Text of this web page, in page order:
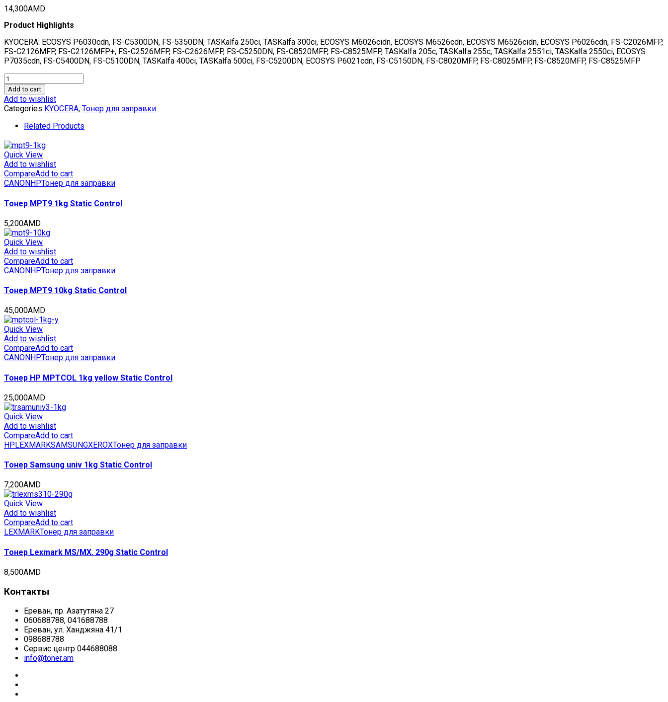
14,300AMD
Product Highlights
KYOCERA: ECOSYS P6030cdn, FS-C5300DN, FS-5350DN, TASKalfa 250ci, TASKalfa 300ci, ECOSYS M6026cidn, ECOSYS M6526cdn, ECOSYS M6526cidn, ECOSYS P6026cdn, FS-C2026MFP,
FS-C2126MFP, FS-C2126MFP+, FS-C2526MFP, FS-C2626MFP, FS-C5250DN, FS-C8520MFP, FS-C8525MFP, TASKalfa 205c, TASKalfa 255c, TASKalfa 2551ci, TASKalfa 2550ci, ECOSYS
P7035cdn, FS-C5400DN, FS-C5100DN, TASKalfa 400ci, TASKalfa 500ci, FS-C5200DN, ECOSYS P6021cdn, FS-C5150DN, FS-C8020MFP, FS-C8025MFP, FS-C8520MFP, FS-C8525MFP
Тонер
PK202
для
KYOCERA
2126MFP/2626MFP/C8525MFP
Black,
500г/
бут,
(унив.),
OSP0202K-
quantity
Add to cart
Add to wishlist
Categories KYOCERA, Тонер для заправки
Related Products
Quick View
Add to wishlist
CompareAdd to cart
CANON HPТонер для заправки
Тонер MPT9 1kg Static Control
5,200AMD
Quick View
Add to wishlist
CompareAdd to cart
CANONHPТонер для заправки
Тонер MPT9 10kg Static Control
45,000AMD
Quick View
Add to wishlist
CompareAdd to cart
CANON HPТонер для заправки
Тонер HP MPTCOL 1kg yellow Static Control
25,000AMD
Quick View
Add to wishlist
CompareAdd to cart
HPLEXMARKSAMSUNGXEROXТонер для заправки
Тонер Samsung univ 1kg Static Control
7,200AMD
Quick View
Add to wishlist
CompareAdd to cart
LEXMARKТонер для заправки
Тонер Lexmark MS/MX. 290g Static Control
8,500AMD
Контакты
Ереван, пр. Азатутяна 27
060688788, 041688788
Ереван, ул. Ханджяна 41/1
098688788
Сервис центр 044688088
info@toner.am